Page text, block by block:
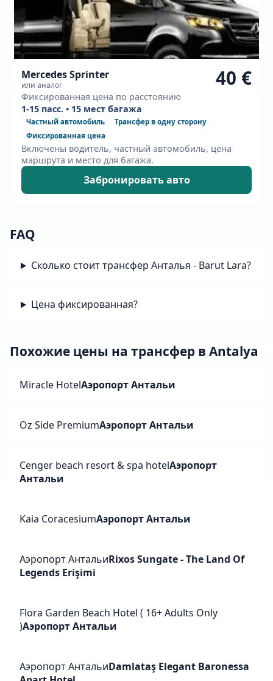
Mercedes Sprinter
или аналог
Фиксированная цена по расстоянию
40 €
1-15 пасс. • 15 мест багажа
Частный автомобиль
Трансфер в одну сторону
Фиксированная цена
Включены водитель, частный автомобиль, цена
маршрута и место для багажа.
Забронировать авто
FAQ
Сколько стоит трансфер Анталья - Barut Lara?
Цена фиксированная?
Похожие цены на трансфер в Antalya
Miracle HotelАэропорт Антальи
Oz Side PremiumАэропорт Антальи
Cenger beach resort & spa hotelАэропорт
Антальи
Kaia CoracesiumАэропорт Антальи
Аэропорт АнтальиRixos Sungate - The Land Of
Legends Erişimi
Flora Garden Beach Hotel ( 16+ Adults Only
)Аэропорт Антальи
Аэропорт АнтальиDamlataş Elegant Baronessa